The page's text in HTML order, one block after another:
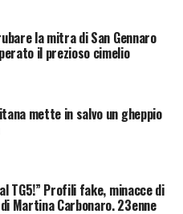
la mitra di San Gennaro
il prezioso cimelio
mette in salvo un gheppio
TG5!” Profili fake, minacce di
Martina Carbonaro. 23enne